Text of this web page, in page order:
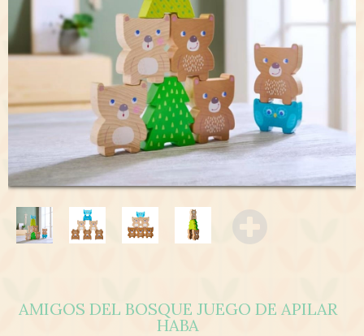
AMIGOS DEL BOSQUE JUEGO DE APILAR
HABA